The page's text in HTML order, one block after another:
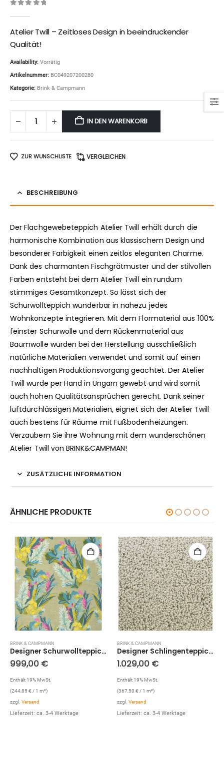
Atelier Twill – Zeitloses Design in beeindruckender
Qualität!
Availability: Vorrätig
Artikelnummer: BC049207200280
Kategorie: Brink & Campmann
IN DEN WARENKORB
ZUR WUNSCHLISTE VERGLEICHEN
BESCHREIBUNG
Der Flachgewebeteppich Atelier Twill erhält durch die
harmonische Kombination aus klassischem Design und
besonderer Farbigkeit einen zeitlos eleganten Charme.
Dank des charmanten Fischgrätmuster und der stilvollen
Farben entsteht bei dem Atelier Twill ein rundum
stimmiges Gesamtkonzept. So lässt sich der
Schurwollteppich wunderbar in nahezu jedes
Wohnkonzepte integrieren. Mit dem Flormaterial aus 100%
feinster Schurwolle und dem Rückenmaterial aus
Baumwolle wurden bei der Herstellung ausschließlich
natürliche Materialien verwendet und somit auf einen
nachhaltigen Produktionsvorgang geachtet. Der Atelier
Twill wurde per Hand in Ungarn gewebt und wird somit
auch hohen Qualitätsansprüchen gerecht. Dank seiner
luftdurchlässigen Materialien, eignet sich der Atelier Twill
auch bestens für Räume mit Fußbodenheizungen.
Verzaubern Sie ihre Wohnung mit dem wunderschönen
Atelier Twill von BRINK&CAMPMAN!
ZUSÄTZLICHE INFORMATION
ÄHNLICHE PRODUKTE
BRINK & CAMPMANN
Designer Schurwollteppich Jungle 18307 (Bunt; 170 x 240 cm)
999,00 €
Enthält 19% MwSt.
(244,85€ / 1 m²)
zzgl. Versand
Lieferzeit: ca. 3-4 Werktage
BRINK & CAMPMANN
Designer Schlingenteppich Twinset Uni Loop (Beige; 140 x 200 cm)
1.029,00 €
Enthält 19% MwSt.
(367,50 € / 1 m²)
zzgl. Versand
Lieferzeit: ca. 3-4 Werktage